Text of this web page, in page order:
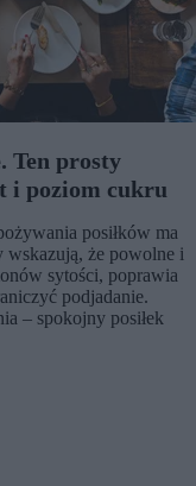
Ten prosty
i poziom cukru
posiłków ma
wskazują, że powolne i
sytości, poprawia
podjadanie.
– spokojny posiłek